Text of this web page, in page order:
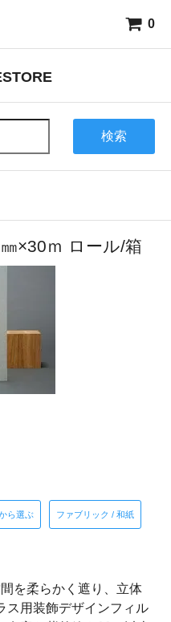
0
検索
×30ｍ ロール/箱
ら選ぶ ファブリック / 和紙
を柔らかく遮り、立体
ス用装飾デザインフィル